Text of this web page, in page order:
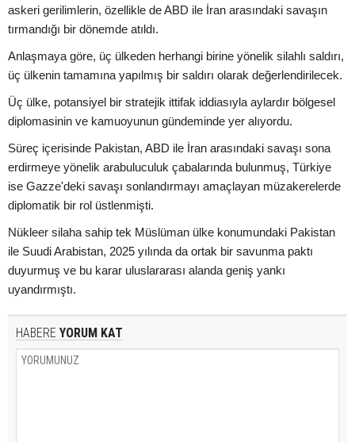
askeri gerilimlerin, özellikle de ABD ile İran arasındaki savaşın
tırmandığı bir dönemde atıldı.
Anlaşmaya göre, üç ülkeden herhangi birine yönelik silahlı saldırı,
üç ülkenin tamamına yapılmış bir saldırı olarak değerlendirilecek.
Üç ülke, potansiyel bir stratejik ittifak iddiasıyla aylardır bölgesel
diplomasinin ve kamuoyunun gündeminde yer alıyordu.
Süreç içerisinde Pakistan, ABD ile İran arasındaki savaşı sona
erdirmeye yönelik arabuluculuk çabalarında bulunmuş, Türkiye
ise Gazze'deki savaşı sonlandırmayı amaçlayan müzakerelerde
diplomatik bir rol üstlenmişti.
Nükleer silaha sahip tek Müslüman ülke konumundaki Pakistan
ile Suudi Arabistan, 2025 yılında da ortak bir savunma paktı
duyurmuş ve bu karar uluslararası alanda geniş yankı
uyandırmıştı.
HABERE YORUM KAT